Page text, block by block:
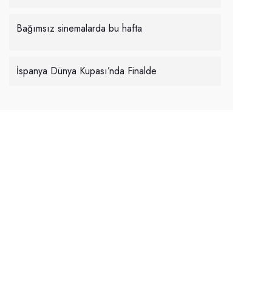
Bağımsız sinemalarda bu hafta
İspanya Dünya Kupası’nda Finalde